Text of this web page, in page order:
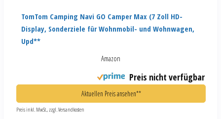
TomTom Camping Navi GO Camper Max (7 Zoll HD-
Display, Sonderziele für Wohnmobil- und Wohnwagen,
Upd**
Amazon
Preis nicht verfügbar
Aktuellen Preis ansehen**
Preis inkl. MwSt., zzgl. Versandkosten